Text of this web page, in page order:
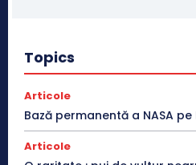
Topics
Articole
Bază permanentă a NASA pe
Articole